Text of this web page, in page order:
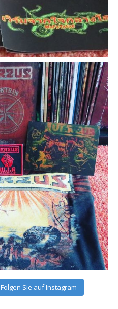
Folgen Sie auf Instagram